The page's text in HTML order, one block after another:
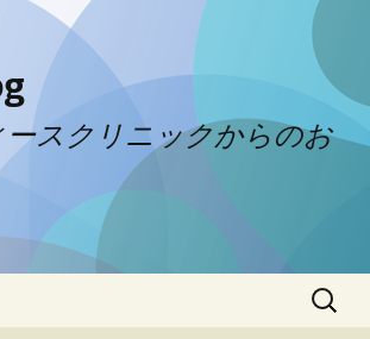
ースクリニックからのお
検